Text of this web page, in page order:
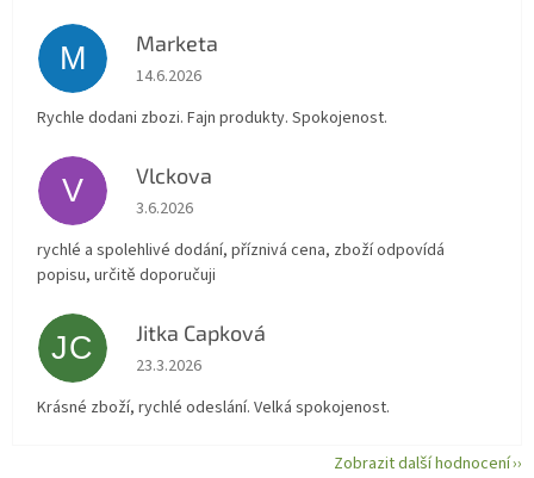
M Marketa
Hodnocení obchodu je 5 z 5 hvězdiček.
14.6.2026
Rychle dodani zbozi. Fajn produkty. Spokojenost.
V Vlckova
Hodnocení obchodu je 5 z 5 hvězdiček.
3.6.2026
rychlé a spolehlivé dodání, příznivá cena, zboží odpovídá
popisu, určitě doporučuji
JC Jitka Capková
Hodnocení obchodu je 5 z 5 hvězdiček.
23.3.2026
Krásné zboží, rychlé odeslání. Velká spokojenost.
Zobrazit další hodnocení